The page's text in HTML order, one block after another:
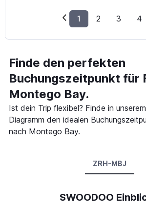
1 2 3 4
Finde den perfekten
Buchungszeitpunkt für
Montego Bay.
Ist dein Trip flexibel? Finde in
Diagramm den idealen
nach Montego Bay.
ZRH-MBJ
SWOODOO